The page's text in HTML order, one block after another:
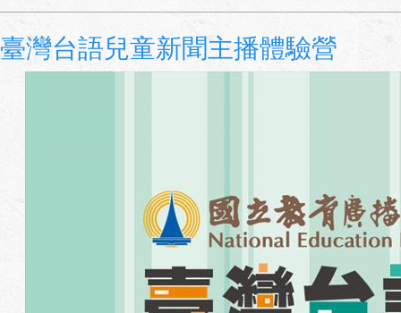
臺灣台語兒童新聞主播體驗營